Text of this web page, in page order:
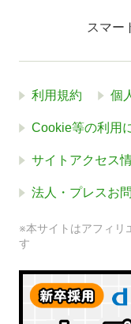
スマー
利用規約 個
Cookie等の利用
サイトアクセス
法人・プレスお
※本サイトはアフィリ
す